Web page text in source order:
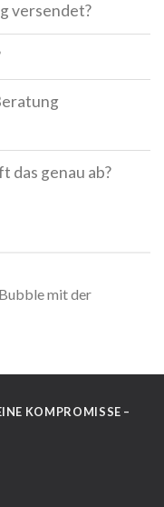
versendet?
das genau ab?
mit der
KOMPROMISSE –